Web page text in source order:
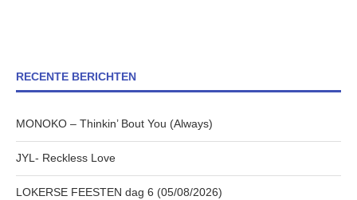
RECENTE BERICHTEN
MONOKO – Thinkin’ Bout You (Always)
JYL- Reckless Love
LOKERSE FEESTEN dag 6 (05/08/2026)